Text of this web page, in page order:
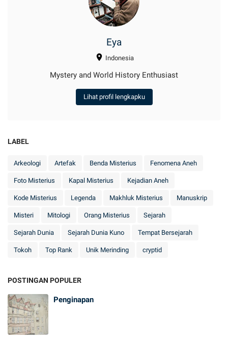
Eya
Indonesia
Mystery and World History Enthusiast
Lihat profil lengkapku
LABEL
Arkeologi Artefak Benda Misterius Fenomena Aneh
Foto Misterius Kapal Misterius Kejadian Aneh
Kode Misterius Legenda Makhluk Misterius Manuskrip
Misteri Mitologi Orang Misterius Sejarah
Sejarah Dunia Sejarah Dunia Kuno Tempat Bersejarah
Tokoh Top Rank Unik Merinding cryptid
POSTINGAN POPULER
Penginapan